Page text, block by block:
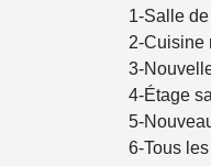
1-Salle
2-Cuisine
3-
4-Étage
5-
6-Tous